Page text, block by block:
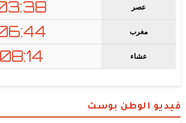
فيديو الوطن بوست